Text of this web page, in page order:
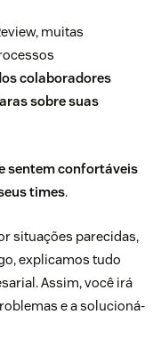
, muitas
colaboradores
sobre suas
sentem confortáveis
times.
situações parecidas,
explicamos tudo
Assim, você irá
e a solucioná-